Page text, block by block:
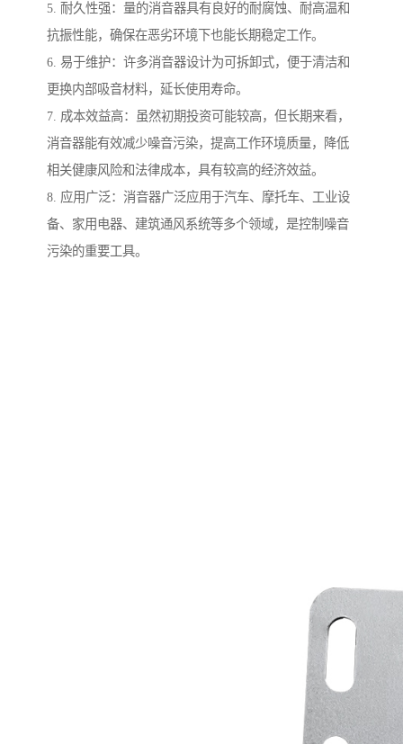
5. 耐久性强：量的消音器具有良好的耐腐蚀、耐高温和
抗振性能，确保在恶劣环境下也能长期稳定工作。
6. 易于维护：许多消音器设计为可拆卸式，便于清洁和
更换内部吸音材料，延长使用寿命。
7. 成本效益高：虽然初期投资可能较高，但长期来看，
消音器能有效减少噪音污染，提高工作环境质量，降低
相关健康风险和法律成本，具有较高的经济效益。
8. 应用广泛：消音器广泛应用于汽车、摩托车、工业设
备、家用电器、建筑通风系统等多个领域，是控制噪音
污染的重要工具。